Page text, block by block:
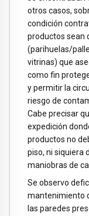
otros casos,
condición
productos sean
(parihuelas/
vitrinas) que
como fin
y permitir la
riesgo de
Cabe precisar
expedición
productos no
piso, ni siquiera
maniobras de
Se observo
mantenimiento
las paredes